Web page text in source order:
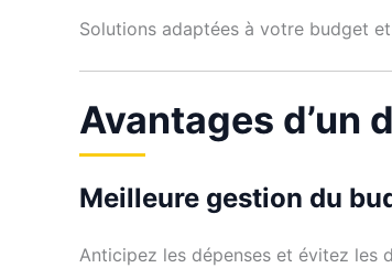
Solutions adaptées à votre budget
Avantages d’un
Meilleure gestion du
Anticipez les dépenses et évitez les